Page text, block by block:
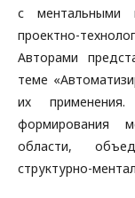
с ментальными
проектно-
Авторами
теме
их
формирования
области,
структурно-